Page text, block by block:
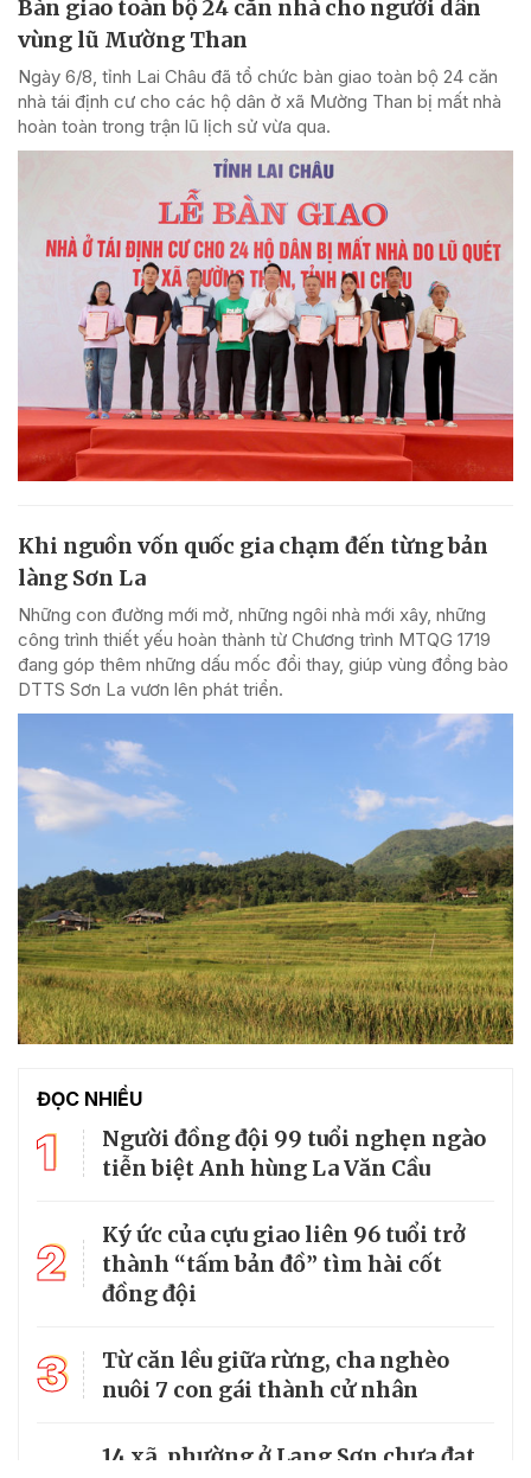
Bàn giao toàn bộ 24 căn nhà cho người dân
vùng lũ Mường Than
Ngày 6/8, tỉnh Lai Châu đã tổ chức bàn giao toàn bộ 24 căn
nhà tái định cư cho các hộ dân ở xã Mường Than bị mất nhà
hoàn toàn trong trận lũ lịch sử vừa qua.
Khi nguồn vốn quốc gia chạm đến từng bản
làng Sơn La
Những con đường mới mở, những ngôi nhà mới xây, những
công trình thiết yếu hoàn thành từ Chương trình MTQG 1719
đang góp thêm những dấu mốc đổi thay, giúp vùng đồng bào
DTTS Sơn La vươn lên phát triển.
ĐỌC NHIỀU
1
Người đồng đội 99 tuổi nghẹn ngào
tiễn biệt Anh hùng La Văn Cầu
2
Ký ức của cựu giao liên 96 tuổi trở
thành “tấm bản đồ” tìm hài cốt
đồng đội
3
Từ căn lều giữa rừng, cha nghèo
nuôi 7 con gái thành cử nhân
14 xã, phường ở Lạng Sơn chưa đạt